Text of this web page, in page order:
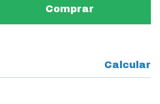
Calcular